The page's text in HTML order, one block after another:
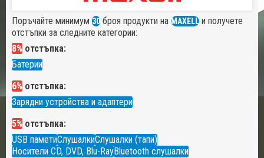
Поръчайте минимум 30 броя продукти на MAXELL и получете
отстъпки за следните категории:
8% отстъпка:
Батерии
6% отстъпка:
Зарядни устройства и адаптери
5% отстъпка:
USB паметиСлушалкиСлушалки (тапи)
Носители CD, DVD, Blu-RayBluetooth слушалки